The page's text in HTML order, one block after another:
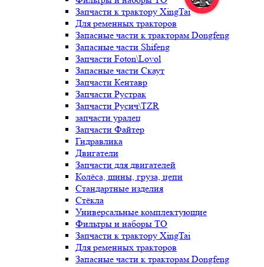
Запчасти к трактору XingTai
Для ременных тракторов
Запасные части к тракторам Dongfeng
Запасные части Shifeng
Запчасти Foton\Lovol
Запасные части Скаут
Запчасти Кентавр
Запчасти Рустрак
Запчасти Русич\TZR
запчасти уралец
Запчасти Файтер
Гидравлика
Двигатели
Запчасти для двигателей
Колёса, шины, груза, цепи
Стандартные изделия
Стёкла
Универсальные комплектующие
Фильтры и наборы ТО
Запчасти к трактору XingTai
Для ременных тракторов
Запасные части к тракторам Dongfeng